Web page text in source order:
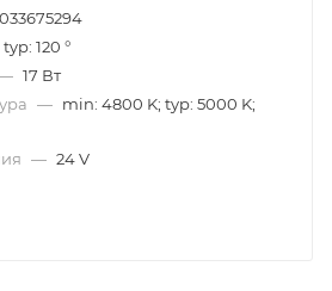
typ: 120 °
17 Вт
— min: 4800 K; typ: 5000 K;
— 24 V